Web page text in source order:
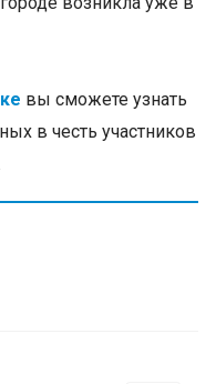
вы сможете узнать
в честь участников